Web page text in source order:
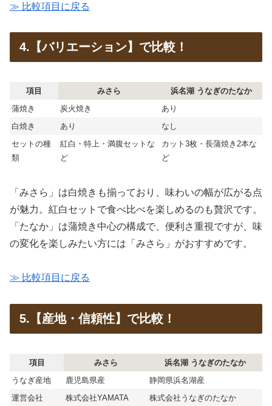
≫ 比較項目に戻る
4.【バリエーション】で比較！
項目 みさら
浜名湖 うなぎのたなか
蒲焼き
炭火焼き
あり
白焼き
あり
なし
セットの種
類
紅白・特上・満腹セットな
ど
カット3枚・長蒲焼き2本な
ど
「みさら」は白焼きも揃っており、味わいの幅が広がる点
が魅力。紅白セットで食べ比べを楽しめるのも贅沢です。
「たなか」は蒲焼き中心の構成で、便利さ重視ですが、味
の変化を楽しみたい方には「みさら」がおすすめです。
≫ 比較項目に戻る
5.【産地・信頼性】で比較！
項目 みさら
浜名湖 うなぎのたなか
うなぎ産地
鹿児島県産
静岡県浜名湖産
運営会社
株式会社YAMATA 株式会社うなぎのたなか